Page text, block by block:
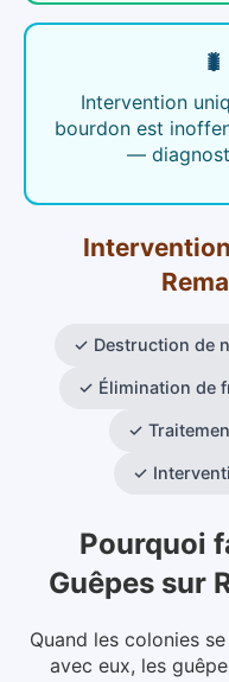
Intervention
bourdon est
—
✓ Destruction de
✓ Élimination de
✓
✓
Pourquoi
Guêpes sur
Quand les colonies
avec eux, les